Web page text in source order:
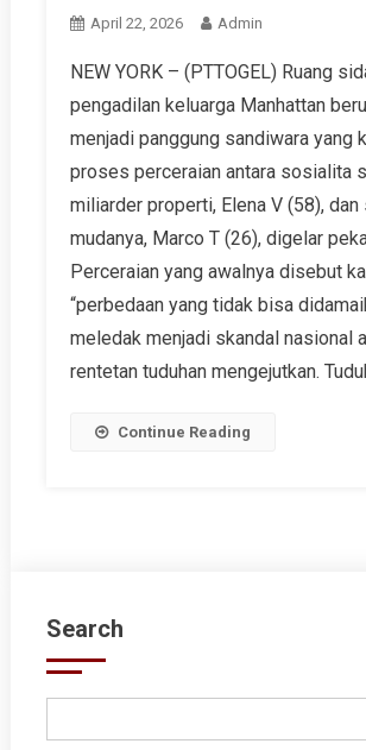
April 22, 2026 Admin
NEW YORK – (PTTOGEL) Ruang
pengadilan keluarga Manhattan
menjadi panggung sandiwara yang
proses perceraian antara sosialita
miliarder properti, Elena V (58), dan
mudanya, Marco T (26), digelar
Perceraian yang awalnya disebut
“perbedaan yang tidak bisa
meledak menjadi skandal nasional
rentetan tuduhan mengejutkan.
Continue Reading
Search